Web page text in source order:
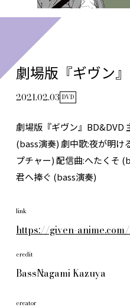
劇場版『ギヴン』
2021.02.03 DVD
劇場版『ギヴン』BD&DVD
(bass演奏) 劇中歌:夜が明
プチャー) 配信曲:へたくそ
君へ捧ぐ (bass演奏)
link
https://given-
credit
BassNagami Kazuya
creator